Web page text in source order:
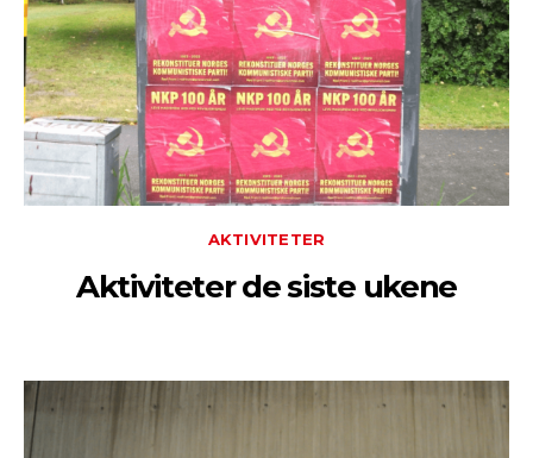
AKTIVITETER
Aktiviteter de siste ukene